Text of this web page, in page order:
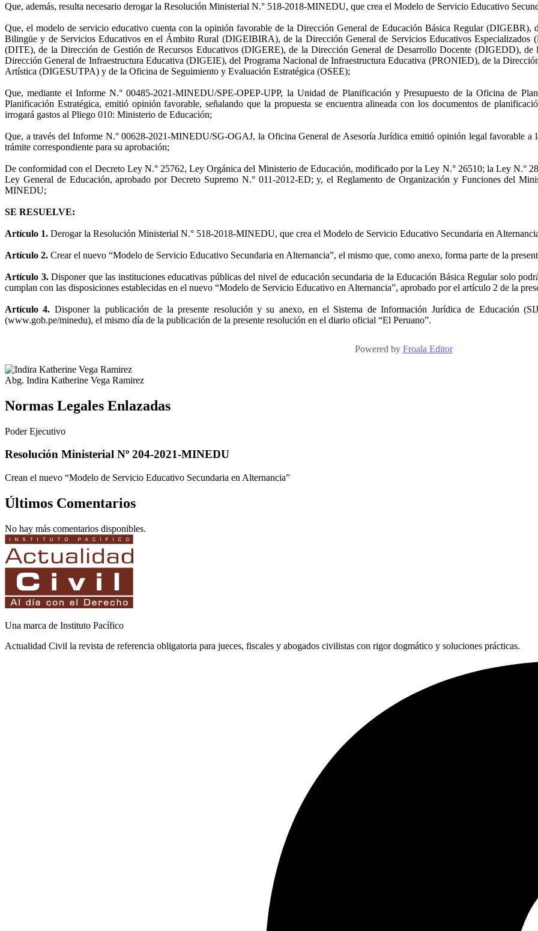
Que, además, resulta necesario derogar la Resolución Ministerial N.° 518-2018-MINEDU, que crea el Modelo de Servicio Educativo
Que, el modelo de servicio educativo cuenta con la opinión favorable de la Dirección General de Educación Básica Regular
Bilingüe y de Servicios Educativos en el Ámbito Rural (DIGEIBIRA), de la Dirección General de Servicios Educativos Especializados
(DITE), de la Dirección de Gestión de Recursos Educativos (DIGERE), de la Dirección General de Desarrollo Docente (DIGEDD),
Dirección General de Infraestructura Educativa (DIGEIE), del Programa Nacional de Infraestructura Educativa (PRONIED), de la
Artística (DIGESUTPA) y de la Oficina de Seguimiento y Evaluación Estratégica (OSEE);
Que, mediante el Informe N.° 00485-2021-MINEDU/SPE-OPEP-UPP, la Unidad de Planificación y Presupuesto de la Oficina de
Planificación Estratégica, emitió opinión favorable, señalando que la propuesta se encuentra alineada con los documentos de
irrogará gastos al Pliego 010: Ministerio de Educación;
Que, a través del Informe N.° 00628-2021-MINEDU/SG-OGAJ, la Oficina General de Asesoría Jurídica emitió opinión legal favorable a
trámite correspondiente para su aprobación;
De conformidad con el Decreto Ley N.° 25762, Ley Orgánica del Ministerio de Educación, modificado por la Ley N.° 26510; la Ley N.°
Ley General de Educación, aprobado por Decreto Supremo N.° 011-2012-ED; y, el Reglamento de Organización y Funciones del
MINEDU;
SE RESUELVE:
Artículo 1. Derogar la Resolución Ministerial N.° 518-2018-MINEDU, que crea el Modelo de Servicio Educativo Secundaria en
Artículo 2. Crear el nuevo “Modelo de Servicio Educativo Secundaria en Alternancia”, el mismo que, como anexo, forma parte de la
Artículo 3.Disponer que las instituciones educativas públicas del nivel de educación secundaria de la Educación Básica Regular solo
cumplan con las disposiciones establecidas en el nuevo “Modelo de Servicio Educativo en Alternancia”, aprobado por el artículo 2 de la
Artículo 4. Disponer la publicación de la presente resolución y su anexo, en el Sistema de Información Jurídica de Educación
(www.gob.pe/minedu), el mismo día de la publicación de la presente resolución en el diario oficial “El Peruano”.
Powered by Froala Editor
Abg. Indira Katherine Vega Ramirez
Normas Legales Enlazadas
Poder Ejecutivo
Resolución Ministerial Nº 204-2021-MINEDU
Crean el nuevo “Modelo de Servicio Educativo Secundaria en Alternancia”
Últimos Comentarios
No hay más comentarios disponibles.
Una marca de Instituto Pacífico
Actualidad Civil la revista de referencia obligatoria para jueces, fiscales y abogados civilistas con rigor dogmático y soluciones prácticas.